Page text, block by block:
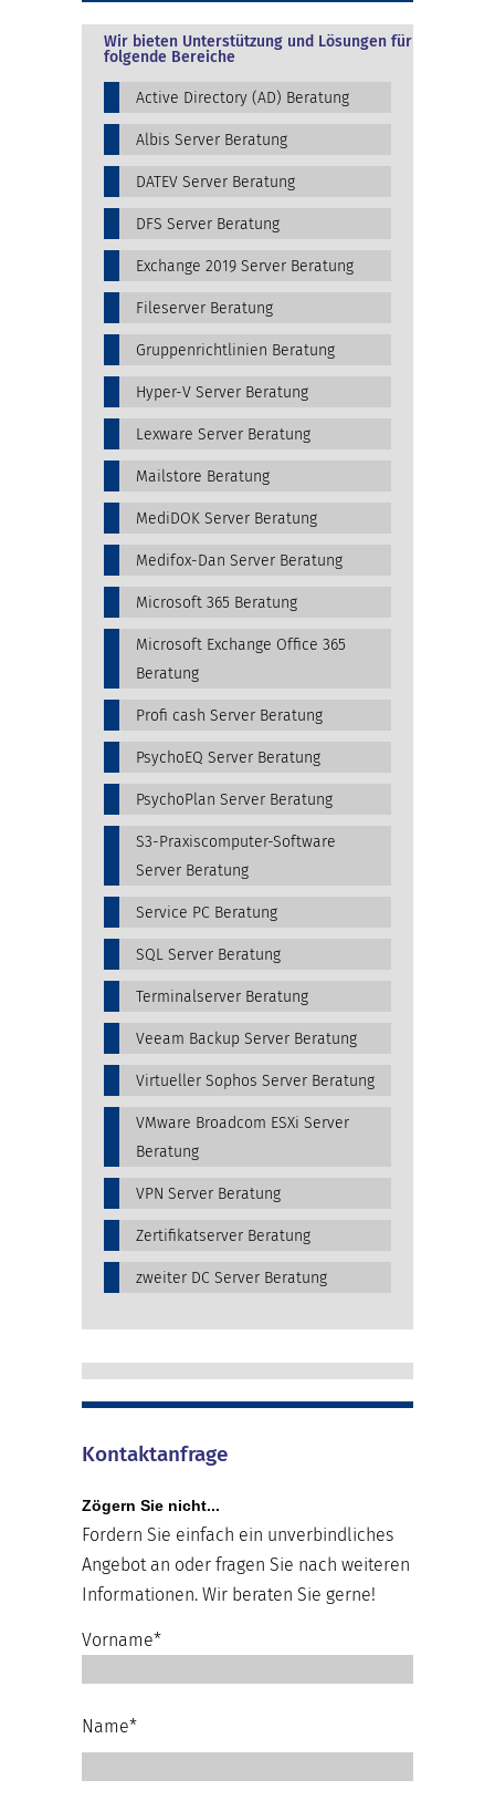
Wir bieten Unterstützung und Lösungen für
folgende Bereiche
Active Directory (AD) Beratung
Albis Server Beratung
DATEV Server Beratung
DFS Server Beratung
Exchange 2019 Server Beratung
Fileserver Beratung
Gruppenrichtlinien Beratung
Hyper-V Server Beratung
Lexware Server Beratung
Mailstore Beratung
MediDOK Server Beratung
Medifox-Dan Server Beratung
Microsoft 365 Beratung
Microsoft Exchange Office 365
Beratung
Profi cash Server Beratung
PsychoEQ Server Beratung
PsychoPlan Server Beratung
S3-Praxiscomputer-Software
Server Beratung
Service PC Beratung
SQL Server Beratung
Terminalserver Beratung
Veeam Backup Server Beratung
Virtueller Sophos Server Beratung
VMware Broadcom ESXi Server
Beratung
VPN Server Beratung
Zertifikatserver Beratung
zweiter DC Server Beratung
Kontaktanfrage
Zögern Sie nicht...
Fordern Sie einfach ein unverbindliches
Angebot an oder fragen Sie nach weiteren
Informationen. Wir beraten Sie gerne!
Vorname*
Name*